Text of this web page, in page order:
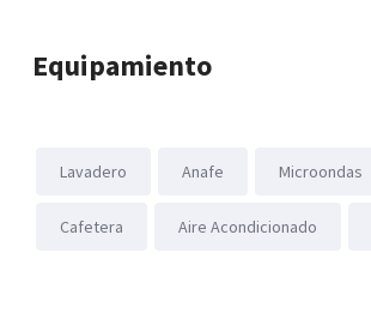
Equipamiento
Lavadero Anafe Microondas
Cafetera Aire Acondicionado